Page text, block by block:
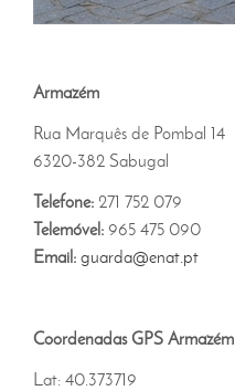
Armazém
Rua Marquês de Pombal 14
6320-382 Sabugal
Telefone: 271 752 079
Telemóvel: 965 475 090
Email: guarda@enat.pt
Coordenadas GPS Armazém
Lat: 40.373719